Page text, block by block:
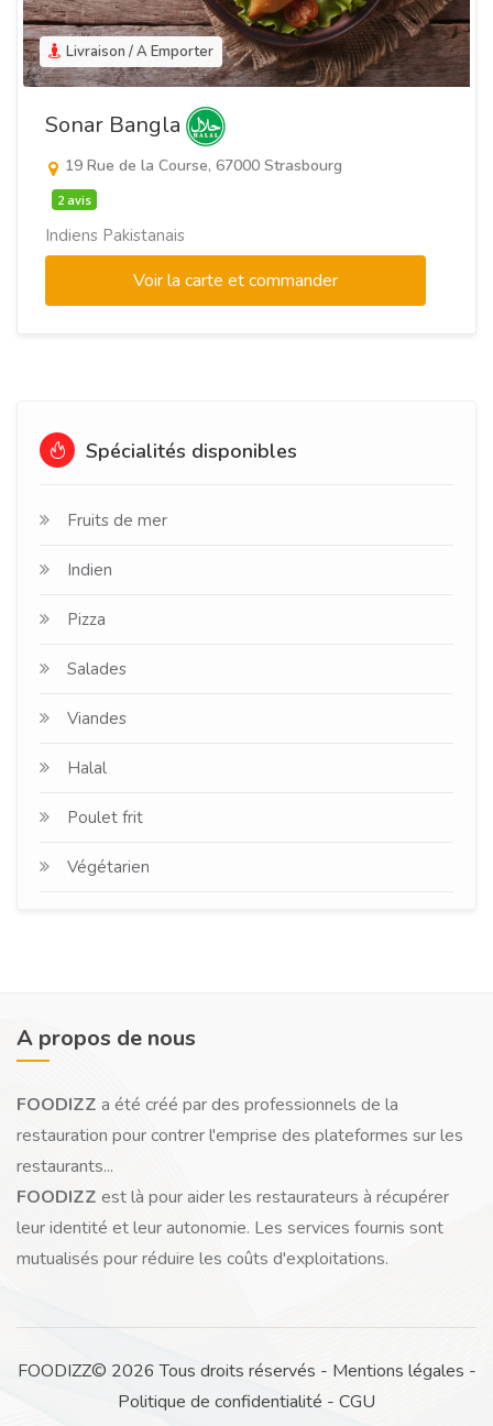
Livraison / A Emporter
Sonar Bangla
19 Rue de la Course, 67000 Strasbourg
2 avis
Indiens Pakistanais
Voir la carte et commander
Spécialités disponibles
Fruits de mer
Indien
Pizza
Salades
Viandes
Halal
Poulet frit
Végétarien
A propos de nous
FOODIZZ a été créé par des professionnels de la
restauration pour contrer l'emprise des plateformes sur les
restaurants...
FOODIZZ est là pour aider les restaurateurs à récupérer
leur identité et leur autonomie. Les services fournis sont
mutualisés pour réduire les coûts d'exploitations.
FOODIZZ© 2026 Tous droits réservés - Mentions légales -
Politique de confidentialité - CGU